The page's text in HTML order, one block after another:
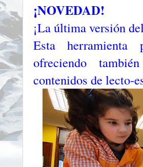
¡NOVEDAD!
¡La última versión
Esta herramienta
ofreciendo
contenidos de lecto-